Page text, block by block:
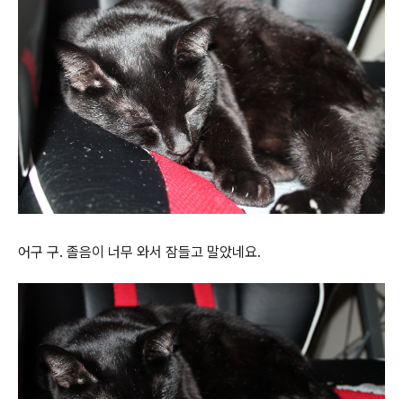
어구 구. 졸음이 너무 와서 잠들고 말았네요.